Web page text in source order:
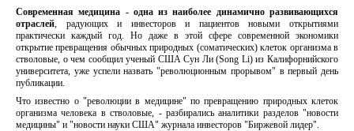
Современная медицина - одна из наиболее динамично развивающихся
отраслей, радующих и инвесторов и пациентов новыми открытиями
практически каждый год. Но даже в этой сфере современной экономики
открытие превращения обычных природных (соматических) клеток организма в
стволовые, о чем сообщил ученый США Сун Ли (Song Li) из Калифорнийского
университета, уже успели назвать "революционным прорывом" в первый день
публикации.
Что известно о "революции в медицине" по превращению природных клеток
организма человека в стволовые, - разбирались аналитики разделов "новости
медицины" и "новости науки США" журнала инвесторов "Биржевой лидер".